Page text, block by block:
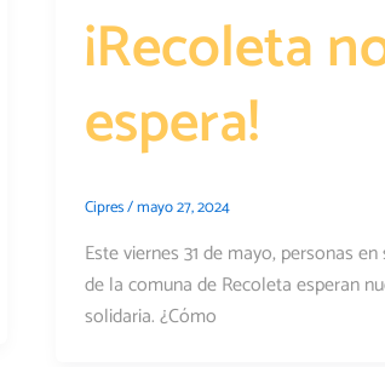
¡Recoleta
espera!
Cipres/mayo 27, 2024
Este viernes 31 de mayo, personas
de la comuna de Recoleta esperan
solidaria. ¿Cómo